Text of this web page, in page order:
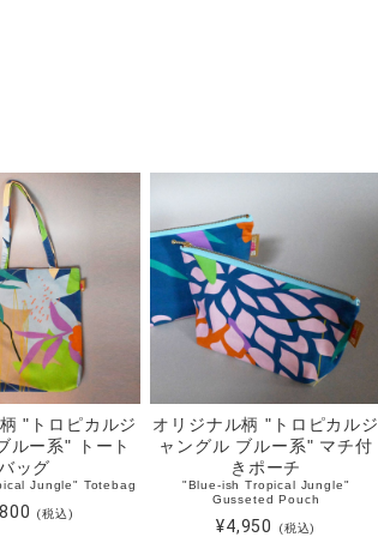
"トロピカルジ
ルー系" トート
ッグ
Jungle" Totebag
(税込)
オリジナル柄 "トロピカルジ
ャングル ブルー系" マチ付
きポーチ
"Blue-ish Tropical Jungle"
Gusseted Pouch
¥4,950 (税込)